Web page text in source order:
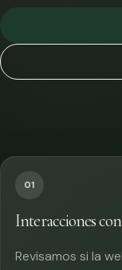
01
Interacciones
Revisamos si la